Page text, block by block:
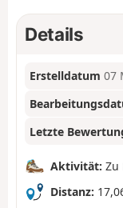
Details
Erstelldatum 07
Letzte
Aktivität: Zu
Distanz: